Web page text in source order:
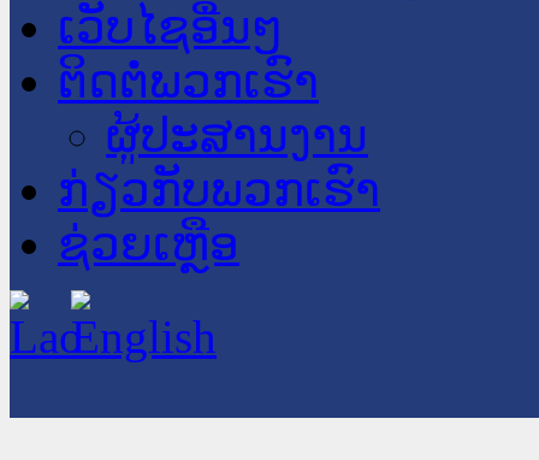
ເວັບໄຊອື່ນໆ
ຕິດຕໍ່ພວກເຮົາ
ຜູ້ປະສານງານ
ກ່ຽວກັບພວກເຮົາ
ຊ່ວຍເຫຼືອ